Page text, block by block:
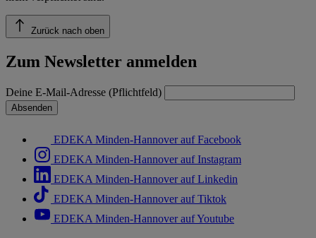
Zurück nach oben
Zum Newsletter anmelden
Deine E-Mail-Adresse (Pflichtfeld)
Absenden
EDEKA Minden-Hannover auf Facebook
EDEKA Minden-Hannover auf Instagram
EDEKA Minden-Hannover auf Linkedin
EDEKA Minden-Hannover auf Tiktok
EDEKA Minden-Hannover auf Youtube